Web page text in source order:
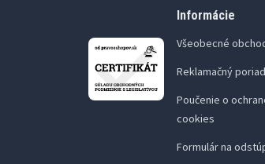
Informácie
Všeobecné
Reklamačný
Poučenie o
cookies
Formulár na